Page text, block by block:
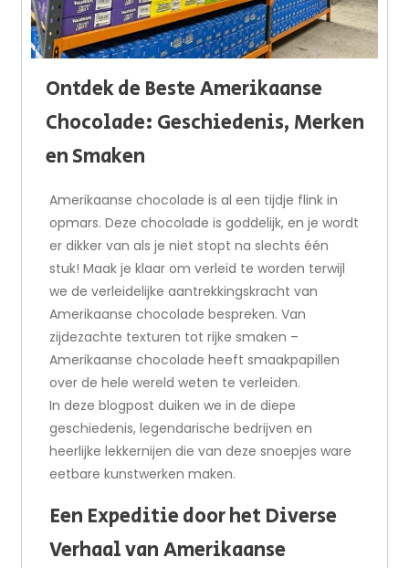
Ontdek de Beste Amerikaanse
Chocolade: Geschiedenis, Merken
en Smaken
Amerikaanse chocolade is al een tijdje flink in
opmars. Deze chocolade is goddelijk, en je wordt
er dikker van als je niet stopt na slechts één
stuk! Maak je klaar om verleid te worden terwijl
we de verleidelijke aantrekkingskracht van
Amerikaanse chocolade bespreken. Van
zijdezachte texturen tot rijke smaken –
Amerikaanse chocolade heeft smaakpapillen
over de hele wereld weten te verleiden.
In deze blogpost duiken we in de diepe
geschiedenis, legendarische bedrijven en
heerlijke lekkernijen die van deze snoepjes ware
eetbare kunstwerken maken.
Een Expeditie door het Diverse
Verhaal van Amerikaanse